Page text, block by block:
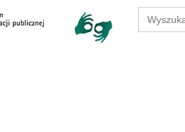
Search
for: